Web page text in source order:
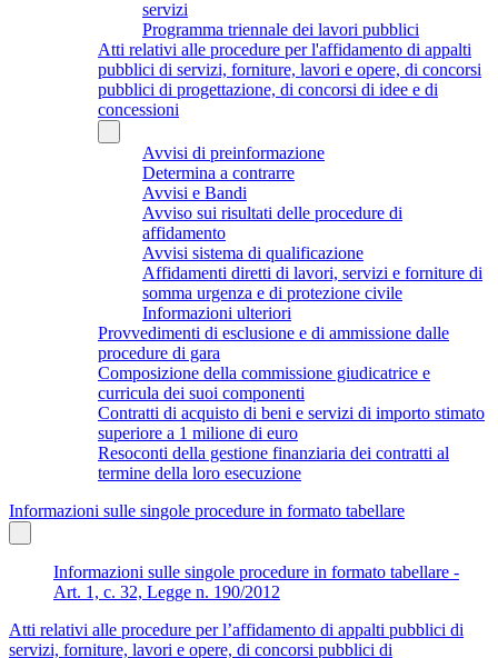
servizi
Programma triennale dei lavori pubblici
Atti relativi alle procedure per l'affidamento di appalti
pubblici di servizi, forniture, lavori e opere, di concorsi
pubblici di progettazione, di concorsi di idee e di
concessioni
Avvisi di preinformazione
Determina a contrarre
Avvisi e Bandi
Avviso sui risultati delle procedure di
affidamento
Avvisi sistema di qualificazione
Affidamenti diretti di lavori, servizi e forniture di
somma urgenza e di protezione civile
Informazioni ulteriori
Provvedimenti di esclusione e di ammissione dalle
procedure di gara
Composizione della commissione giudicatrice e
curricula dei suoi componenti
Contratti di acquisto di beni e servizi di importo stimato
superiore a 1 milione di euro
Resoconti della gestione finanziaria dei contratti al
termine della loro esecuzione
Informazioni sulle singole procedure in formato tabellare
Informazioni sulle singole procedure in formato tabellare -
Art. 1, c. 32, Legge n. 190/2012
Atti relativi alle procedure per l’affidamento di appalti pubblici di
servizi, forniture, lavori e opere, di concorsi pubblici di